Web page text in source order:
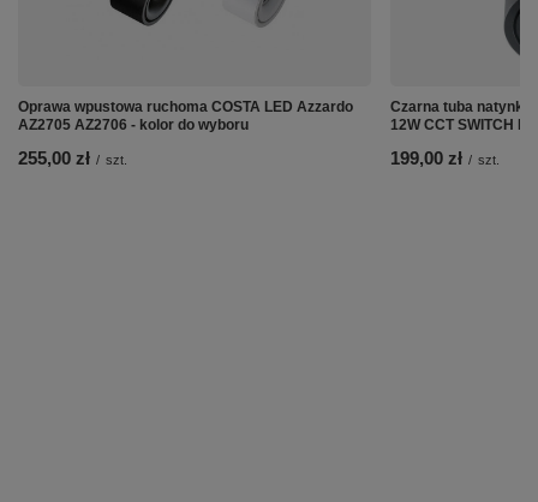
Oprawa wpustowa ruchoma COSTA LED Azzardo
AZ2705 AZ2706 - kolor do wyboru
255,00 zł / szt.
Czarna tuba
12W CCT SWITCH
199,00 zł / szt.